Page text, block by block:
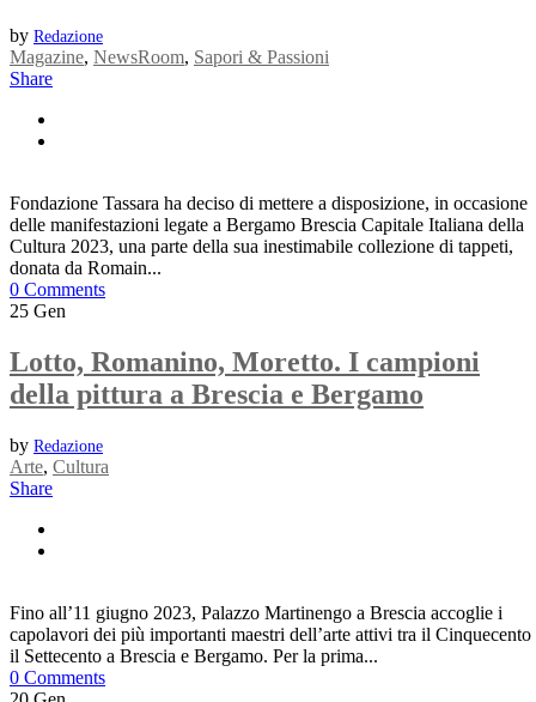
by Redazione
Magazine, NewsRoom, Sapori & Passioni
Share
Fondazione Tassara ha deciso di mettere a disposizione, in occasione
delle manifestazioni legate a Bergamo Brescia Capitale Italiana della
Cultura 2023, una parte della sua inestimabile collezione di tappeti,
donata da Romain...
0 Comments
25 Gen
Lotto, Romanino, Moretto. I campioni
della pittura a Brescia e Bergamo
by Redazione
Arte, Cultura
Share
Fino all’11 giugno 2023, Palazzo Martinengo a Brescia accoglie i
capolavori dei più importanti maestri dell’arte attivi tra il Cinquecento
il Settecento a Brescia e Bergamo. Per la prima...
0 Comments